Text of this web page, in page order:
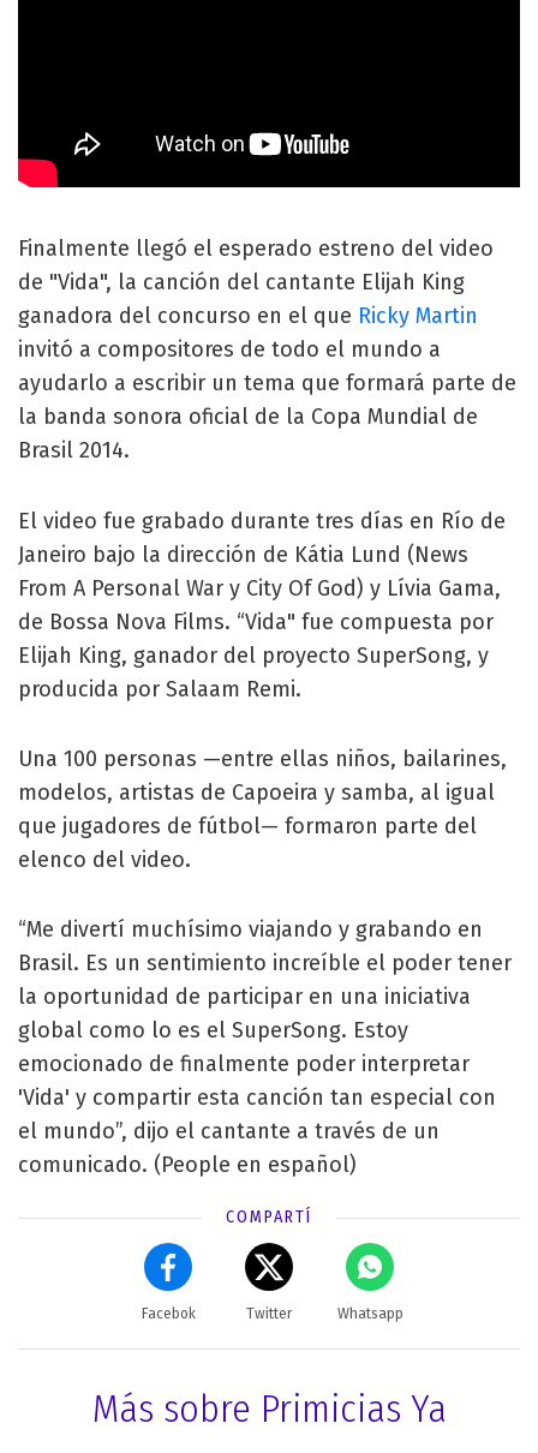
Finalmente llegó el esperado estreno del video
de "Vida", la canción del cantante Elijah King
ganadora del concurso en el que Ricky Martin
invitó a compositores de todo el mundo a
ayudarlo a escribir un tema que formará parte de
la banda sonora oficial de la Copa Mundial de
Brasil 2014.
El video fue grabado durante tres días en Río de
Janeiro bajo la dirección de Kátia Lund (News
From A Personal War y City Of God) y Lívia Gama,
de Bossa Nova Films. “Vida" fue compuesta por
Elijah King, ganador del proyecto SuperSong, y
producida por Salaam Remi.
Una 100 personas —entre ellas niños, bailarines,
modelos, artistas de Capoeira y samba, al igual
que jugadores de fútbol— formaron parte del
elenco del video.
“Me divertí muchísimo viajando y grabando en
Brasil. Es un sentimiento increíble el poder tener
la oportunidad de participar en una iniciativa
global como lo es el SuperSong. Estoy
emocionado de finalmente poder interpretar
'Vida' y compartir esta canción tan especial con
el mundo”, dijo el cantante a través de un
comunicado. (People en español)
COMPARTÍ
Facebok Twitter Whatsapp
Más sobre Primicias Ya